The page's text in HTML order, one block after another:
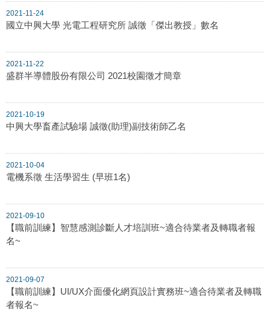
2021-11-24
國立中興大學 光電工程研究所 誠徵「傑出教授」數名
2021-11-22
盛群半導體股份有限公司 2021校園徵才簡章
2021-10-19
中興大學畜產試驗場 誠徵(助理)副技術師乙名
2021-10-04
電機系徵 生活學習生 (早班1名)
2021-09-10
【職前訓練】智慧感測診斷人才培訓班~適合待業者及轉職者報
名~
2021-09-07
【職前訓練】UI/UX介面優化網頁設計實務班~適合待業者及轉職
者報名~